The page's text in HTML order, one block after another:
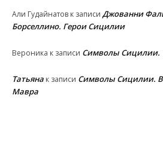
Али Гудайнатов к записи Джованни
Борселлино. Герои Сицилии
Вероника к записи Символы Сицилии.
Татьяна к записи Символы Сицилии.
Мавра